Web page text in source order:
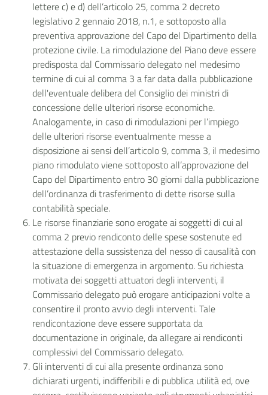
lettere c) e d) dell’articolo 25, comma 2 decreto
legislativo 2 gennaio 2018, n.1, e sottoposto alla
preventiva approvazione del Capo del Dipartimento della
protezione civile. La rimodulazione del Piano deve essere
predisposta dal Commissario delegato nel medesimo
termine di cui al comma 3 a far data dalla pubblicazione
dell'eventuale delibera del Consiglio dei ministri di
concessione delle ulteriori risorse economiche.
Analogamente, in caso di rimodulazioni per l’impiego
delle ulteriori risorse eventualmente messe a
disposizione ai sensi dell’articolo 9, comma 3, il medesimo
piano rimodulato viene sottoposto all’approvazione del
Capo del Dipartimento entro 30 giorni dalla pubblicazione
dell’ordinanza di trasferimento di dette risorse sulla
contabilità speciale.
Le risorse finanziarie sono erogate ai soggetti di cui al
comma 2 previo rendiconto delle spese sostenute ed
attestazione della sussistenza del nesso di causalità con
la situazione di emergenza in argomento. Su richiesta
motivata dei soggetti attuatori degli interventi, il
Commissario delegato può erogare anticipazioni volte a
consentire il pronto avvio degli interventi. Tale
rendicontazione deve essere supportata da
documentazione in originale, da allegare ai rendiconti
complessivi del Commissario delegato.
Gli interventi di cui alla presente ordinanza sono
dichiarati urgenti, indifferibili e di pubblica utilità ed, ove